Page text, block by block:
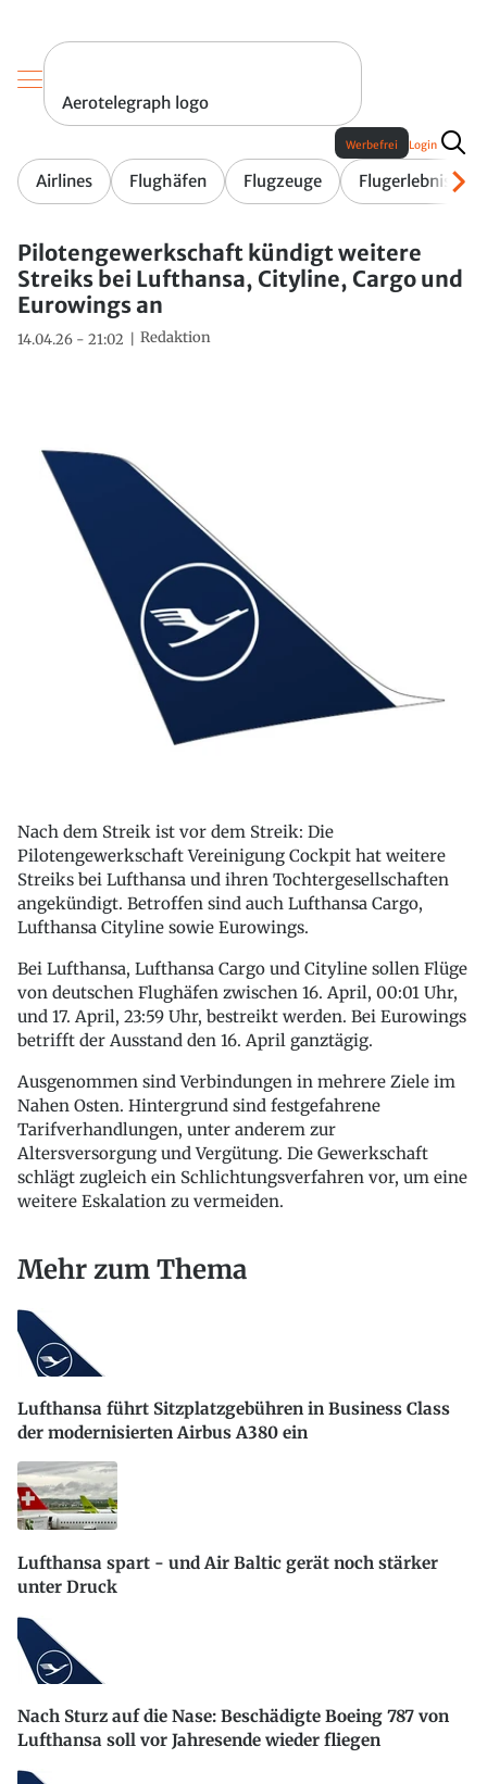
Aerotelegraph logo
Airlines Flughäfen Flugzeuge Flugerlebnis
Werbefrei Login
Pilotengewerkschaft kündigt weitere
Streiks bei Lufthansa, Cityline, Cargo und
Eurowings an
14.04.26 - 21:02 Redaktion
Nach dem Streik ist vor dem Streik: Die
Pilotengewerkschaft Vereinigung Cockpit hat weitere
Streiks bei Lufthansa und ihren Tochtergesellschaften
angekündigt. Betroffen sind auch Lufthansa Cargo,
Lufthansa Cityline sowie Eurowings.
Bei Lufthansa, Lufthansa Cargo und Cityline sollen Flüge
von deutschen Flughäfen zwischen 16. April, 00:01 Uhr,
und 17. April, 23:59 Uhr, bestreikt werden. Bei Eurowings
betrifft der Ausstand den 16. April ganztägig.
Ausgenommen sind Verbindungen in mehrere Ziele im
Nahen Osten. Hintergrund sind festgefahrene
Tarifverhandlungen, unter anderem zur
Altersversorgung und Vergütung. Die Gewerkschaft
schlägt zugleich ein Schlichtungsverfahren vor, um eine
weitere Eskalation zu vermeiden.
Mehr zum Thema
Lufthansa führt Sitzplatzgebühren in Business Class
der modernisierten Airbus A380 ein
Lufthansa spart - und Air Baltic gerät noch stärker
unter Druck
Nach Sturz auf die Nase: Beschädigte Boeing 787 von
Lufthansa soll vor Jahresende wieder fliegen